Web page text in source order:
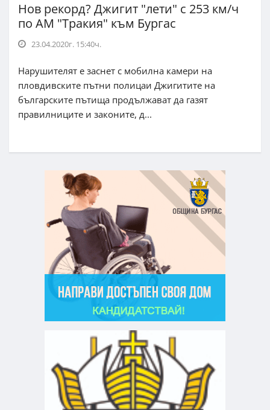
Нов рекорд? Джигит "лети" с 253 км/ч
по АМ "Тракия" към Бургас
23.04.2020г. 15:40ч.
Нарушителят е заснет с мобилна камери на
пловдивските пътни полицаи Джигитите на
българските пътища продължават да газят
правилниците и законите, д...